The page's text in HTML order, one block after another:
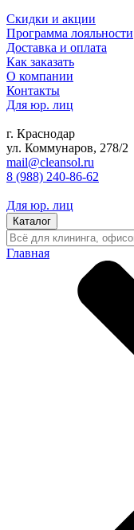
Скидки и акции
Программа лояльности
Доставка и оплата
Как заказать
О компании
Контакты
Для юр. лиц
г. Краснодар
ул. Коммунаров, 278/2
mail@cleansol.ru
8 (988) 240-86-62
Для юр. лиц
Каталог
Главная